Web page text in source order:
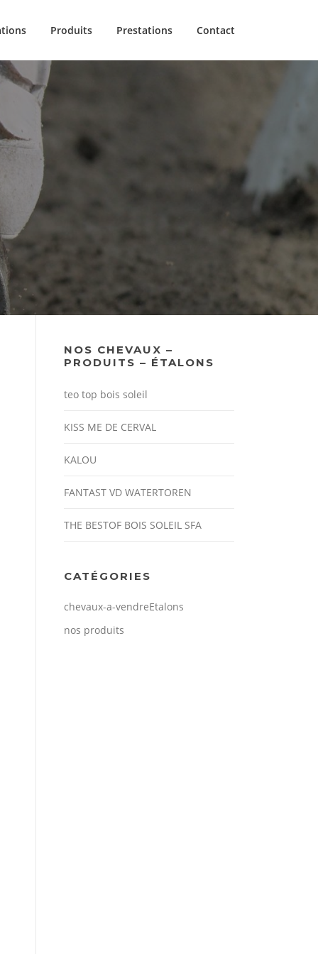
Produits Prestations Contact
NOS CHEVAUX –
PRODUITS – ÉTALONS
teo top bois soleil
KISS ME DE CERVAL
KALOU
FANTAST VD WATERTOREN
THE BESTOF BOIS SOLEIL SFA
CATÉGORIES
chevaux-a-vendreEtalons
nos produits